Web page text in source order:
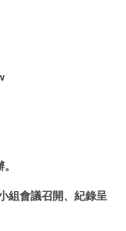
。
組會議召開、紀錄呈